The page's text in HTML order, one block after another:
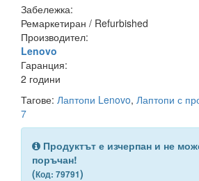
Забележка:
Ремаркетиран / Refurbished
Производител:
Lenovo
Гаранция:
2 години
Тагове: Лаптопи Lenovo, Лаптопи с
7
Продуктът е изчерпан и не
поръчан!
(Код: 79791)